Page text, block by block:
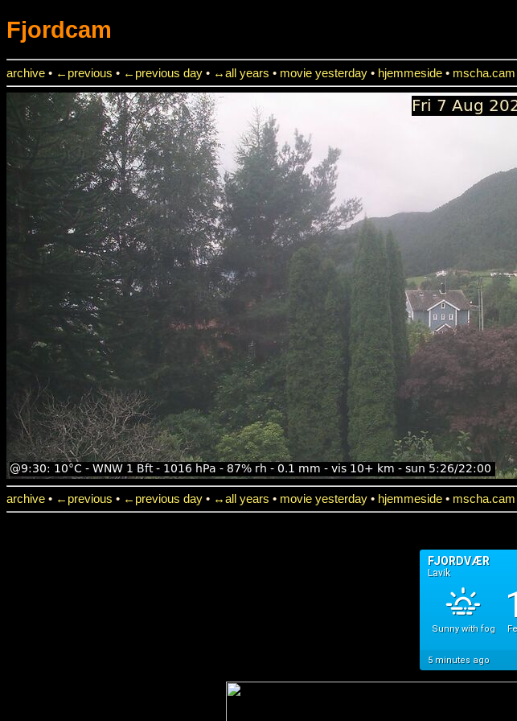
Fjordcam
archive • ←previous • ←previous day • ↔all years • movie yesterday • hjemmeside • mscha.cam
archive • ←previous • ←previous day • ↔all years • movie yesterday • hjemmeside • mscha.cam